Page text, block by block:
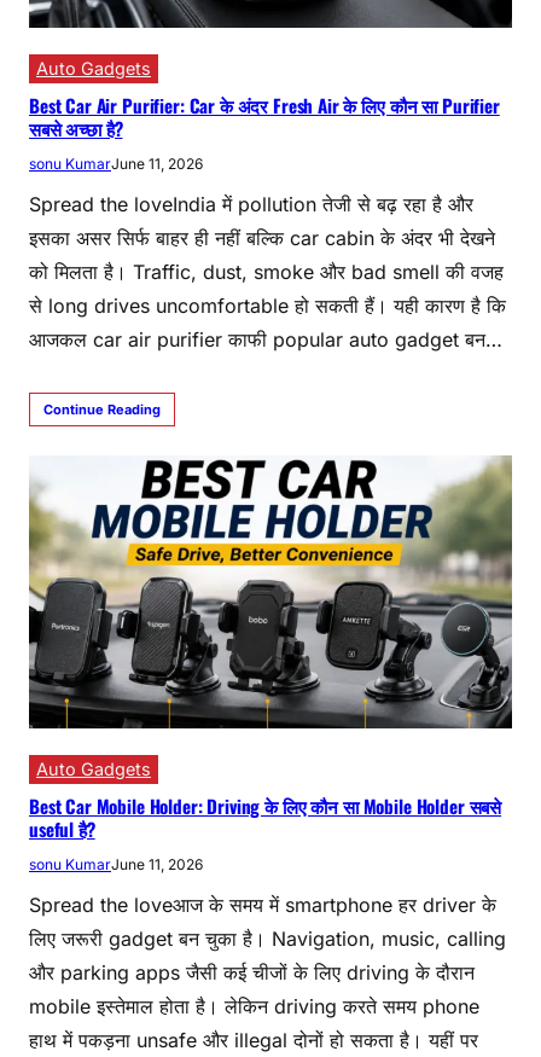
Auto Gadgets
Best Car Air Purifier: Car के अंदर Fresh Air के लिए कौन सा Purifier
सबसे अच्छा है?
sonu KumarJune 11, 2026
Spread the loveIndia में pollution तेजी से बढ़ रहा है और
इसका असर सिर्फ बाहर ही नहीं बल्कि car cabin के अंदर भी देखने
को मिलता है। Traffic, dust, smoke और bad smell की वजह
से long drives uncomfortable हो सकती हैं। यही कारण है कि
आजकल car air purifier काफी popular auto gadget बन…
Continue Reading
Auto Gadgets
Best Car Mobile Holder: Driving के लिए कौन सा Mobile Holder सबसे
useful है?
sonu KumarJune 11, 2026
Spread the loveआज के समय में smartphone हर driver के
लिए जरूरी gadget बन चुका है। Navigation, music, calling
और parking apps जैसी कई चीजों के लिए driving के दौरान
mobile इस्तेमाल होता है। लेकिन driving करते समय phone
हाथ में पकड़ना unsafe और illegal दोनों हो सकता है। यहीं पर